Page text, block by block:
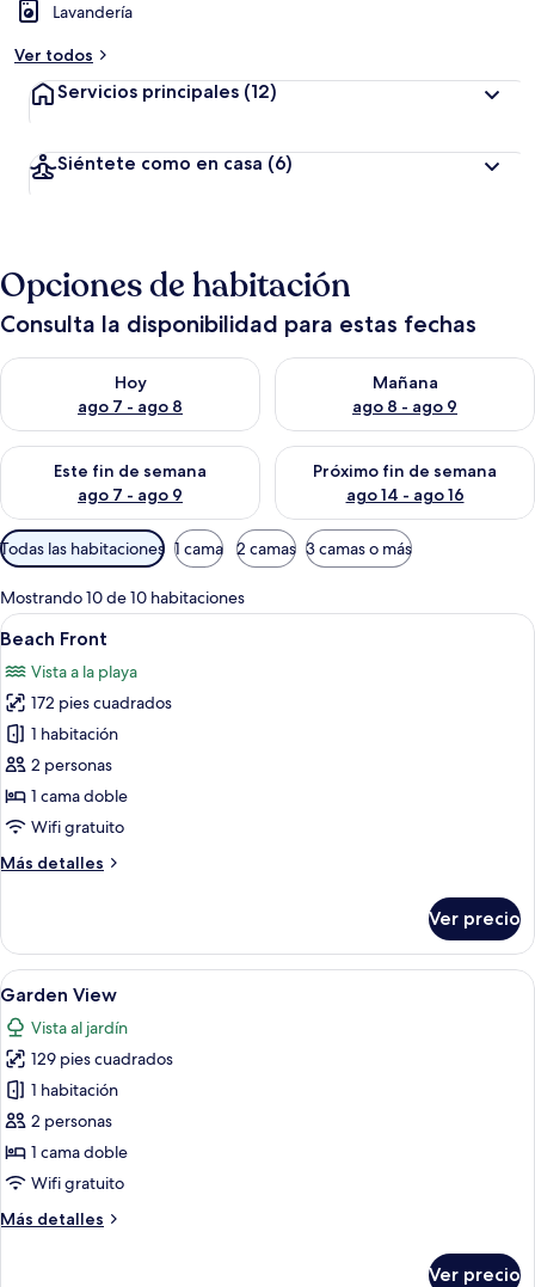
Lavandería
Ver todos
Servicios principales (12)
Siéntete como en casa (6)
Opciones de habitación
Consulta la disponibilidad para estas fechas
Hoy
ago 7 - ago 8
Consulta la disponibilidad para hoy ago 7 - ago 8
Mañana
ago 8 - ago 9
Consulta la disponibilidad
Este fin de semana
ago 7 - ago 9
Consulta la disponibilidad para este fin de semana ago 7 -
Próximo fin de semana
ago 14 - ago 16
Consulta la disponibilidad
Filtros
disponibles
para
las
habitaciones
Todas las habitaciones 1 cama 2 camas 3 camas o más
Mostrando 10 de 10 habitaciones
Abrir
todas
las
fotos
de
Beach
Front
Una cama con un almohadón a
18
Beach Front
Vista a la playa
172 pies cuadrados
1 habitación
2 personas
1 cama doble
Wifi gratuito
Más detalles
Más
Front
Ver precio
Abrir
todas
las
fotos
de
Garden
View
Habitación de hotel con una cama
11
Garden View
Vista al jardín
129 pies cuadrados
1 habitación
2 personas
1 cama doble
Wifi gratuito
Más detalles
Más
Ver precio